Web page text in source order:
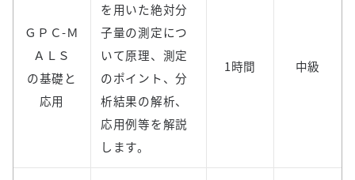
ＧＰＣ-Ｍ
ＡＬＳ
の基礎と
応用
を用いた絶対分
子量の測定につ
いて原理、測定
のポイント、分
析結果の解析、
応用例等を解説
します。
1時間 中級